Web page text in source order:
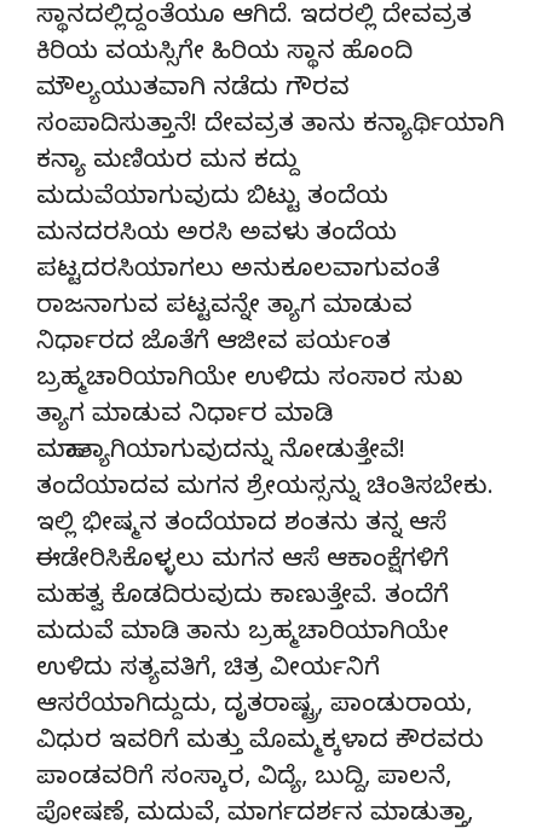
ಸ್ಥಾನದಲ್ಲಿದ್ದಂತೆಯೂ ಆಗಿದೆ. ಇದರಲ್ಲಿ ದೇವವ್ರತ
ಕಿರಿಯ ವಯಸ್ಸಿಗೇ ಹಿರಿಯ ಸ್ಥಾನ ಹೊಂದಿ
ಮೌಲ್ಯಯುತವಾಗಿ ನಡೆದು ಗೌರವ
ಸಂಪಾದಿಸುತ್ತಾನೆ! ದೇವವ್ರತ ತಾನು ಕನ್ಯಾರ್ಥಿಯಾಗಿ
ಕನ್ಯಾ ಮಣಿಯರ ಮನ ಕದ್ದು
ಮದುವೆಯಾಗುವುದು ಬಿಟ್ಟು ತಂದೆಯ
ಮನದರಸಿಯ ಅರಸಿ ಅವಳು ತಂದೆಯ
ಪಟ್ಟದರಸಿಯಾಗಲು ಅನುಕೂಲವಾಗುವಂತೆ
ರಾಜನಾಗುವ ಪಟ್ಟವನ್ನೇ ತ್ಯಾಗ ಮಾಡುವ
ನಿರ್ಧಾರದ ಜೊತೆಗೆ ಆಜೀವ ಪರ್ಯಂತ
ಬ್ರಹ್ಮಚಾರಿಯಾಗಿಯೇ ಉಳಿದು ಸಂಸಾರ ಸುಖ
ತ್ಯಾಗ ಮಾಡುವ ನಿರ್ಧಾರ ಮಾಡಿ
ಮಹಾತ್ಯಾಗಿಯಾಗುವುದನ್ನು ನೋಡುತ್ತೇವೆ!
ತಂದೆಯಾದವ ಮಗನ ಶ್ರೇಯಸ್ಸನ್ನು ಚಿಂತಿಸಬೇಕು.
ಇಲ್ಲಿ ಭೀಷ್ಮನ ತಂದೆಯಾದ ಶಂತನು ತನ್ನ ಆಸೆ
ಈಡೇರಿಸಿಕೊಳ್ಳಲು ಮಗನ ಆಸೆ ಆಕಾಂಕ್ಷೆಗಳಿಗೆ
ಮಹತ್ವ ಕೊಡದಿರುವುದು ಕಾಣುತ್ತೇವೆ. ತಂದೆಗೆ
ಮದುವೆ ಮಾಡಿ ತಾನು ಬ್ರಹ್ಮಚಾರಿಯಾಗಿಯೇ
ಉಳಿದು ಸತ್ಯವತಿಗೆ, ಚಿತ್ರ ವೀರ್ಯನಿಗೆ
ಆಸರೆಯಾಗಿದ್ದುದು, ದೃತರಾಷ್ಟ್ರ, ಪಾಂಡುರಾಯ,
ವಿಧುರ ಇವರಿಗೆ ಮತ್ತು ಮೊಮ್ಮಕ್ಕಳಾದ ಕೌರವರು
ಪಾಂಡವರಿಗೆ ಸಂಸ್ಕಾರ, ವಿದ್ಯೆ, ಬುದ್ದಿ, ಪಾಲನೆ,
ಪೋಷಣೆ, ಮದುವೆ, ಮಾರ್ಗದರ್ಶನ ಮಾಡುತ್ತಾ,